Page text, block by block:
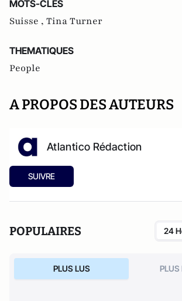
MOTS-CLES
Suisse , Tina Turner
THEMATIQUES
People
A PROPOS DES AUTEURS
Atlantico Rédaction
SUIVRE
POPULAIRES 24
PLUS LUS PLUS